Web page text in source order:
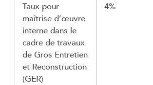
Taux pour
maîtrise d’œuvre
interne dans le
cadre de travaux
de Gros Entretien
et Reconstruction
(GER)
4%